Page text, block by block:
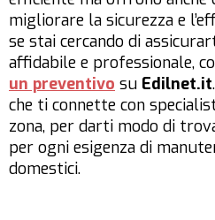
migliorare la sicurezza e
se stai cercando di
affidabile e professionale,
un preventivo su Edilnet.it
che ti connette con
zona, per darti modo di
per ogni esigenza di
domestici.